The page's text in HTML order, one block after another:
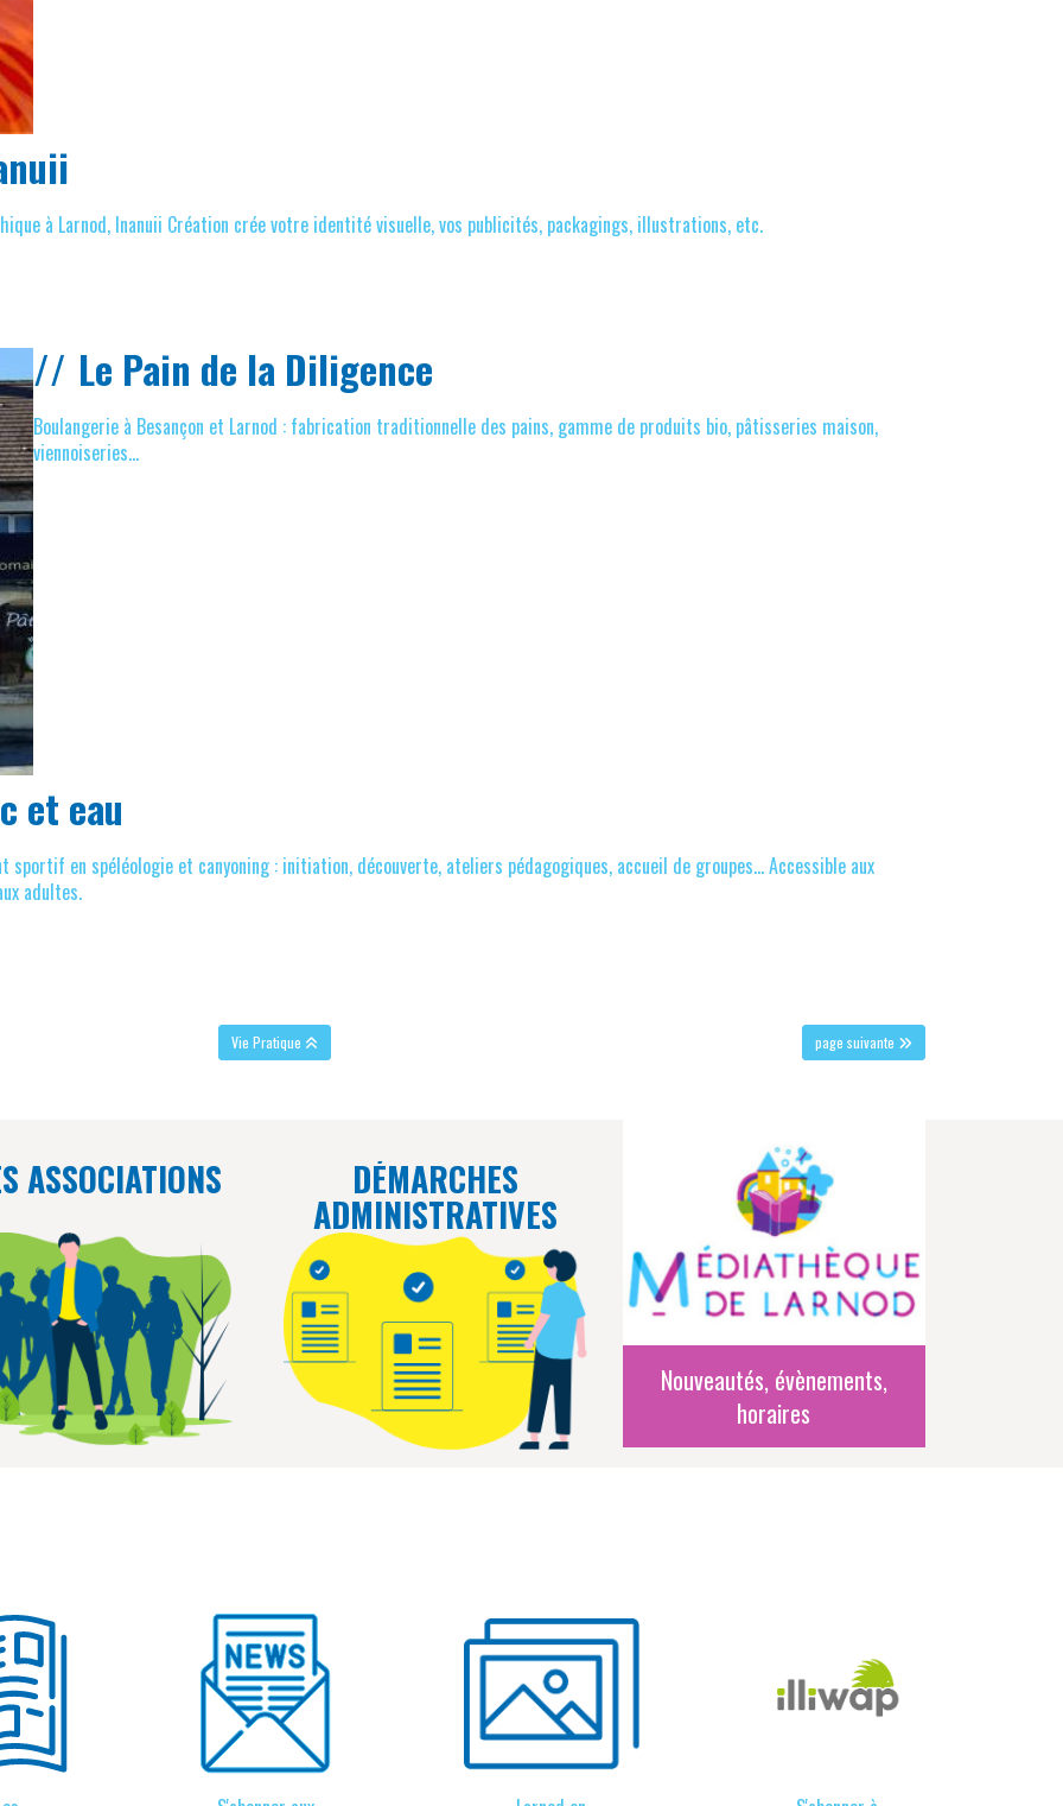
à Larnod, Inanuii Création crée votre identité visuelle, vos publicités, packagings, illustrations, etc.
Le Pain de la Diligence
Boulangerie à Besançon et Larnod : fabrication traditionnelle des pains, gamme de produits bio, pâtisseries maison,
viennoiseries...
et eau
sportif en spéléologie et canyoning : initiation, découverte, ateliers pédagogiques, accueil de groupes... Accessible aux
adultes.
Vie Pratique page suivante
ASSOCIATIONS DÉMARCHES
ADMINISTRATIVES
Nouveautés, évènements,
horaires